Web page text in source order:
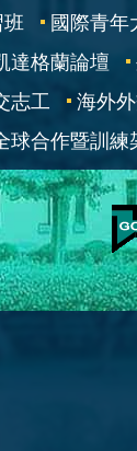
國際青年
達格蘭論壇
志工
海外
球合作暨訓練